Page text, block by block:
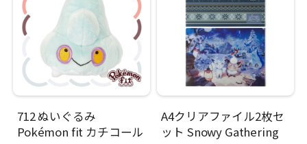
712 ぬいぐるみ
Pokémon fit カチコール
A4クリアファイル2枚セ
ット Snowy Gathering